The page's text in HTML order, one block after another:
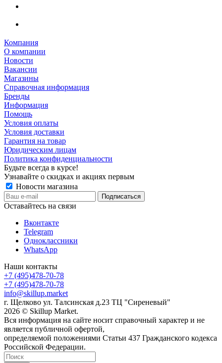
Компания
О компании
Новости
Вакансии
Магазины
Справочная информация
Бренды
Информация
Помощь
Условия оплаты
Условия доставки
Гарантия на товар
Юридическим лицам
Политика конфиденциальности
Будьте всегда в курсе!
Узнавайте о скидках и акциях первым
Новости магазина
Оставайтесь на связи
Вконтакте
Telegram
Одноклассники
WhatsApp
Наши контакты
+7 (495)478-70-78
+7 (495)478-70-78
info@skillup.market
г. Щелково ул. Талсинская д.23 ТЦ "Сиреневый"
2026 © Skillup Market.
Вся информация на сайте носит справочный характер и не
является публичной офертой,
определяемой положениями Статьи 437 Гражданского кодекса
Российской Федерации.